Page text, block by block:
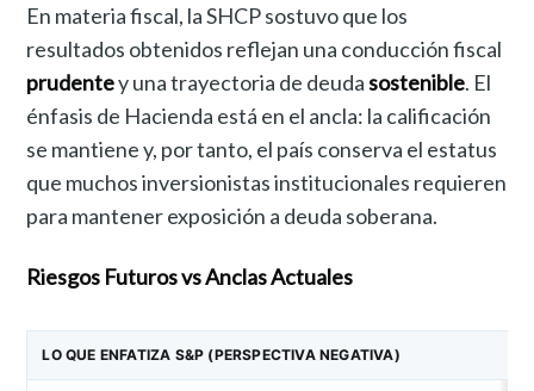
En materia fiscal, la SHCP sostuvo que los
resultados obtenidos reflejan una conducción fiscal
prudentey una trayectoria de deudasostenible. El
énfasis de Hacienda está en el ancla: la calificación
se mantiene y, por tanto, el país conserva el estatus
que muchos inversionistas institucionales requieren
para mantener exposición a deuda soberana.
Riesgos Futuros vs Anclas Actuales
LO QUE ENFATIZA S&P (PERSPECTIVA NEGATIVA)